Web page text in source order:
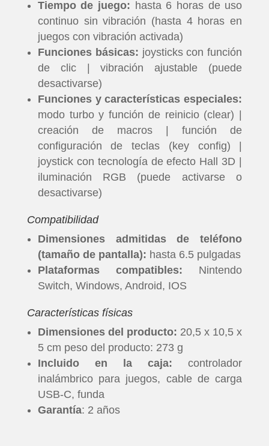
INICIO
Tiempo de juego: hasta 6 horas de uso
continuo sin vibración (hasta 4 horas en
juegos con vibración activada)
Funciones básicas: joysticks con función
de clic | vibración ajustable (puede
desactivarse)
Funciones y características especiales:
modo turbo y función de reinicio (clear) |
creación de macros | función de
configuración de teclas (key config) |
joystick con tecnología de efecto Hall 3D |
iluminación RGB (puede activarse o
desactivarse)
Compatibilidad
Dimensiones admitidas de teléfono
(tamaño de pantalla): hasta 6.5 pulgadas
Plataformas compatibles: Nintendo
Switch, Windows, Android, IOS
Características físicas
Dimensiones del producto: 20,5 x 10,5 x
5 cm peso del producto: 273 g
Incluido en la caja:controlador
inalámbrico para juegos, cable de carga
USB-C, funda
Garantía: 2 años